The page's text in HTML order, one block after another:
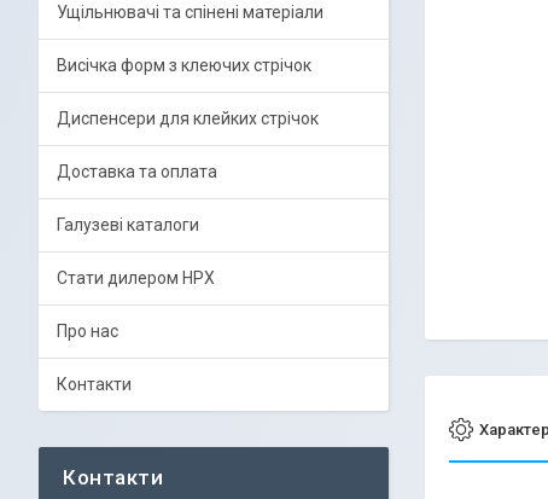
Ущільнювачі та спінені матеріали
Висічка форм з клеючих стрічок
Диспенсери для клейких стрічок
Доставка та оплата
Галузеві каталоги
Стати дилером HPX
Про нас
Контакти